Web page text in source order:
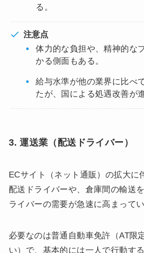
る。
注意点
体力的な負担や、精神的な
かる側面もある。
給与水準が他の業界に比べ
たが、国による処遇改善が
3. 運送業（配送ドライバー）
ECサイト（ネット通販）の拡大に
配送ドライバーや、倉庫間の輸送
ライバーの需要が急速に高まってい
必要なのは普通自動車免許（AT限
い）で、基本的には一人で行動す